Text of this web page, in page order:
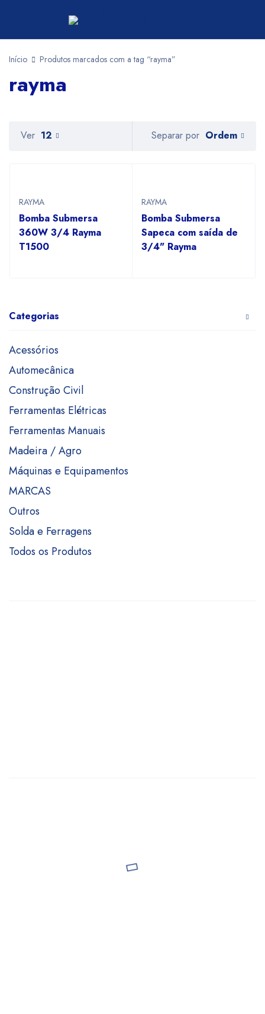
Início Produtos marcados com a tag “rayma”
rayma
Categorias
Acessórios
Automecânica
Construção Civil
Ferramentas Elétricas
Ferramentas Manuais
Madeira / Agro
Máquinas e Equipamentos
MARCAS
Outros
Solda e Ferragens
Todos os Produtos
Separar por Ordem
Ver 12
RAYMA
Bomba Submersa
360W 3/4 Rayma
T1500
RAYMA
Bomba Submersa
Sapeca com saída de
3/4" Rayma